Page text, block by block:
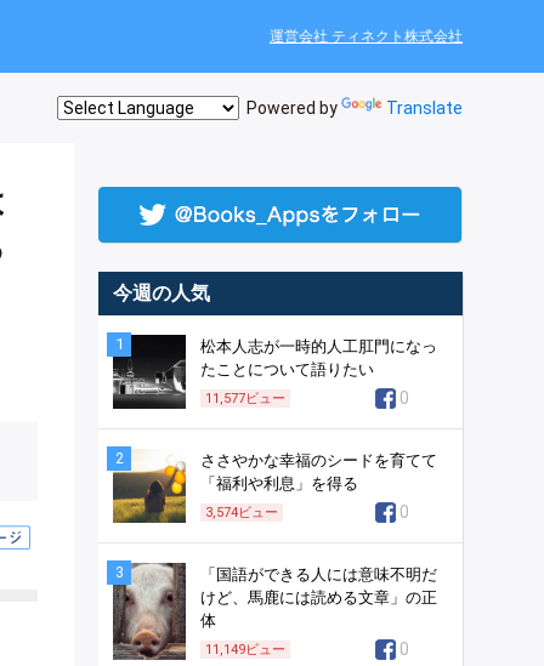
運営会社 ティネクト株式会社
Powered by Translate
今週の人気
1
松本人志が一時的人工肛門になっ
たことについて語りたい
11,577ビュー 0
2
ささやかな幸福のシードを育てて
「福利や利息」を得る
3,574ビュー 0
3
「国語ができる人には意味不明だ
けど、馬鹿には読める文章」の正
体
11,149ビュー 0